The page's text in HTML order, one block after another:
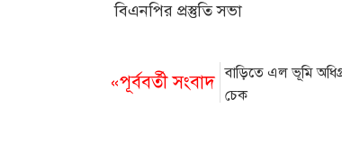
বিএনপির প্রস্তুতি সভা
«পূর্ববর্তী সংবাদ বাড়িতে এল ভূমি
চেক